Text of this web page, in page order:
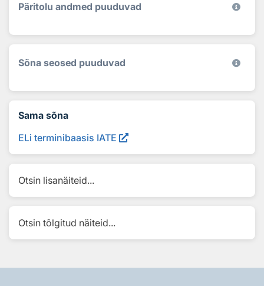
Päritolu andmed puuduvad
Sõna seosed puuduvad
Sama sõna
ELi terminibaasis IATE
Otsin lisanäiteid...
Otsin tõlgitud näiteid...